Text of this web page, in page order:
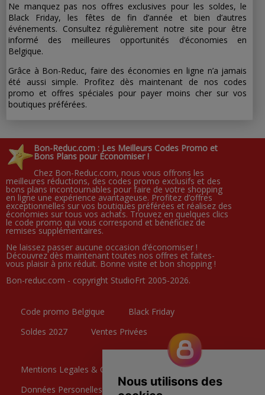
Ne manquez pas nos offres exclusives pour les soldes, le
Black Friday, les fêtes de fin d’année et bien d’autres
événements. Consultez régulièrement notre site pour être
informé des meilleures opportunités d’économies en
Belgique.
Grâce à Bon-Reduc, faire des économies en ligne n’a jamais
été aussi simple. Profitez dès maintenant de nos codes
promo et offres spéciales pour payer moins cher sur vos
boutiques préférées.
Bon-Reduc.com : Les Meilleurs Codes Promo et
Bons Plans pour Économiser !
Chez Bon-Reduc.com, nous vous offrons les
meilleures réductions, des codes promo exclusifs et des
bons plans incontournables pour faire de votre shopping
en ligne une expérience avantageuse. Profitez d’offres
exceptionnelles sur vos boutiques préférées et réalisez des
économies sur tous vos achats. Trouvez en quelques clics
le code promo qui vous correspond et bénéficiez de
remises supplémentaires.
Ne laissez passer aucune occasion d’économiser !
Découvrez dès maintenant toutes nos offres et faites-
vous plaisir à prix réduit. Bonne visite et bon shopping !
Bon-reduc.com - copyright StudioFrt 2005-2026.
Code promo Belgique
Black Friday
Soldes 2027
Ventes Privées
Mentions Legales & CGU
Données Personelles
Contactez nous